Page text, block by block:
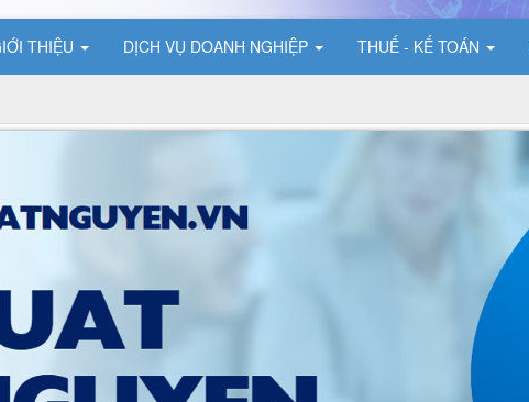
THIỆU DỊCH VỤ DOANH NGHIỆP THUẾ - KẾ TOÁN